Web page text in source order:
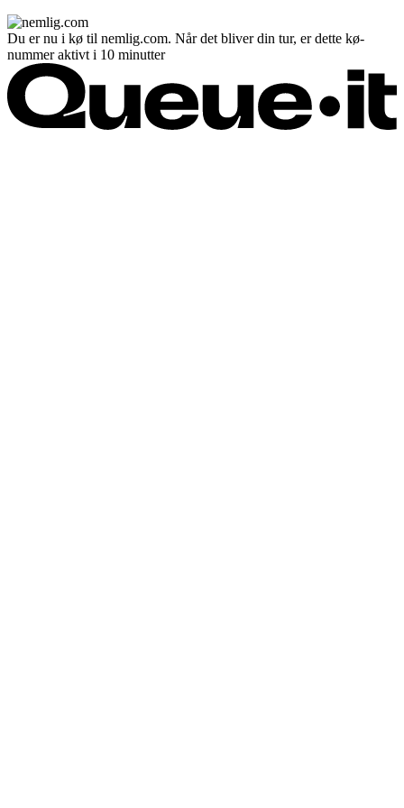
Du er nu i kø til nemlig.com. Når det bliver din tur, er dette kø-
nummer aktivt i 10 minutter